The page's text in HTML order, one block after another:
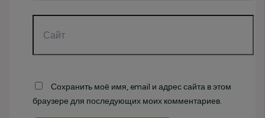
Сохранить моё имя, email и адрес сайта в этом
браузере для последующих моих комментариев.